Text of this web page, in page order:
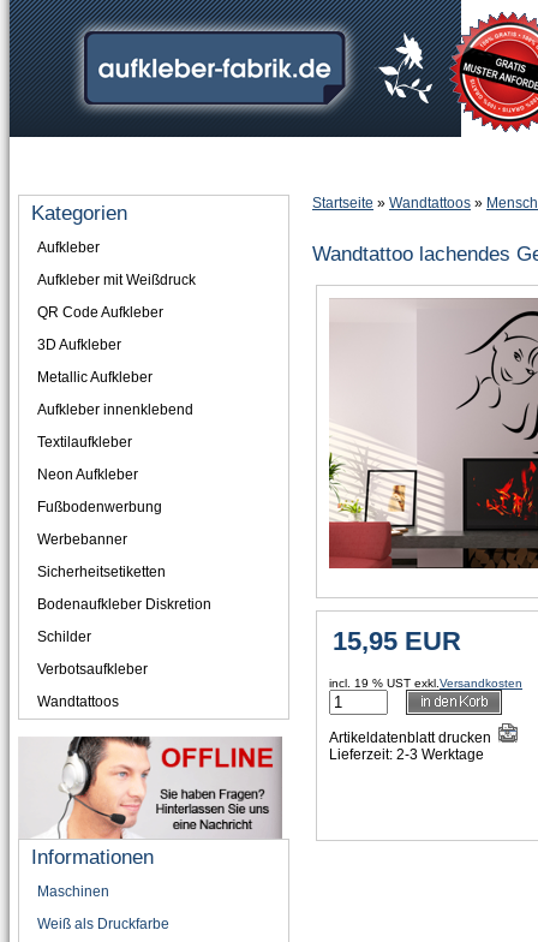
Startseite » Wandtattoos »
Wandtattoo lachendes
incl. 19 % UST exkl. Versandkosten
Artikeldatenblatt drucken
Lieferzeit: 2-3 Werktage
Kategorien
Aufkleber
Aufkleber mit Weißdruck
QR Code Aufkleber
3D Aufkleber
Metallic Aufkleber
Aufkleber innenklebend
Textilaufkleber
Neon Aufkleber
Fußbodenwerbung
Werbebanner
Sicherheitsetiketten
Bodenaufkleber Diskretion
Schilder
Verbotsaufkleber
Wandtattoos
Informationen
Maschinen
Weiß als Druckfarbe